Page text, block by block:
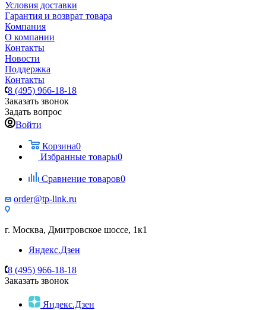
Условия доставки
Гарантия и возврат товара
Компания
О компании
Контакты
Новости
Поддержка
Контакты
8 (495) 966-18-18
Заказать звонок
Задать вопрос
Войти
Корзина0
Избранные товары0
Сравнение товаров0
order@tp-link.ru
г. Москва, Дмитровское шоссе, 1к1
Яндекс.Дзен
8 (495) 966-18-18
Заказать звонок
Яндекс.Дзен